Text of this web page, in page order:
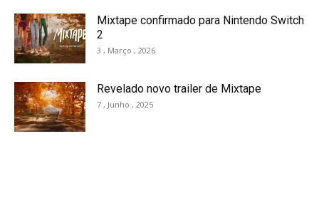
Mixtape confirmado para Nintendo Switch
2
3 , Março , 2026
Revelado novo trailer de Mixtape
7 , Junho , 2025